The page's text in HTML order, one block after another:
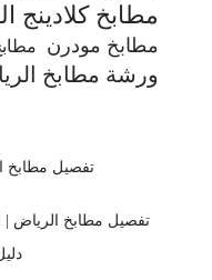
مطابخ كلادينج
مطابخ مودرن
ورشة مطابخ
تفصيل مطابخ
تفصيل مطابخ الرياض